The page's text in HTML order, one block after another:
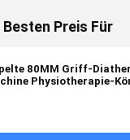
Besten Preis Für
80MM Griff-
Physiotherapie-